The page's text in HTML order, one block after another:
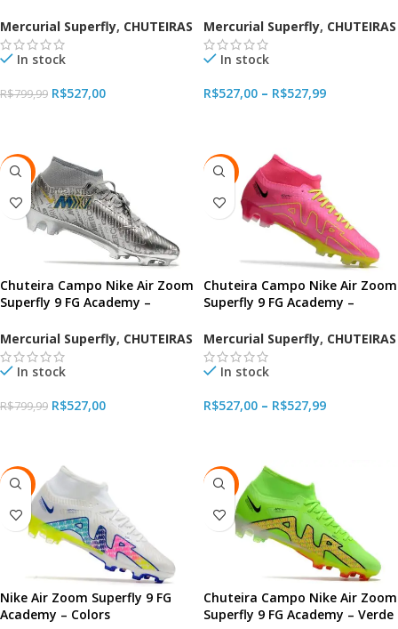
Mercurial Superfly, CHUTEIRAS
In stock
R$799,99 R$527,00
Mercurial Superfly, CHUTEIRAS
In stock
R$527,00 – R$527,99
-34%
Chuteira Campo Nike Air Zoom
Superfly 9 FG Academy –
Mercurial Superfly, CHUTEIRAS
In stock
R$799,99 R$527,00
-34%
Chuteira Campo Nike Air Zoom
Superfly 9 FG Academy –
Mercurial Superfly, CHUTEIRAS
In stock
R$527,00 – R$527,99
-34%
Nike Air Zoom Superfly 9 FG
Academy – Colors
-34%
Chuteira Campo Nike Air Zoom
Superfly 9 FG Academy – Verde